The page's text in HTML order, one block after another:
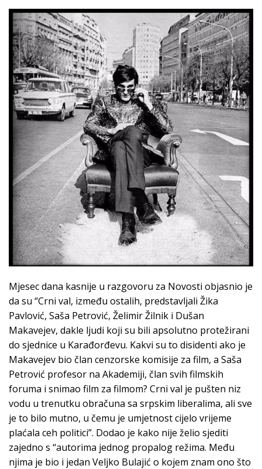
Mjesec dana kasnije u razgovoru za Novosti objasnio je
da su “Crni val, između ostalih, predstavljali Žika
Pavlović, Saša Petrović, Želimir Žilnik i Dušan
Makavejev, dakle ljudi koji su bili apsolutno protežirani
do sjednice u Karađorđevu. Kakvi su to disidenti ako je
Makavejev bio član cenzorske komisije za film, a Saša
Petrović profesor na Akademiji, član svih filmskih
foruma i snimao film za filmom? Crni val je pušten niz
vodu u trenutku obračuna sa srpskim liberalima, ali sve
je to bilo mutno, u čemu je umjetnost cijelo vrijeme
plaćala ceh politici”. Dodao je kako nije želio sjediti
zajedno s “autorima jednog propalog režima. Među
njima je bio i jedan Veljko Bulajić o kojem znam ono što